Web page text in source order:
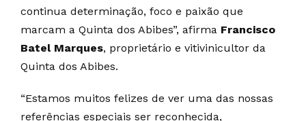
continua determinação, foco e paixão que
marcam a Quinta dos Abibes”, afirma Francisco
Batel Marques, proprietário e vitivinicultor da
Quinta dos Abibes.
“Estamos muitos felizes de ver uma das nossas
referências especiais ser reconhecida,